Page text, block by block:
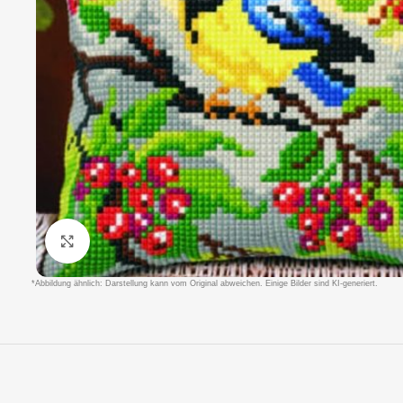
Klicken um zu vergrößern
*Abbildung ähnlich: Darstellung kann vom Original abweichen. Einige Bilder sind KI-generiert.